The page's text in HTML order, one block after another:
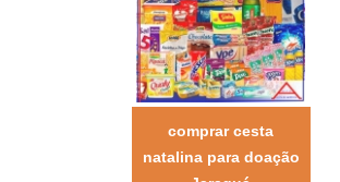
comprar cesta
natalina para doação